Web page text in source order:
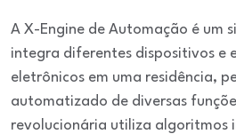
A X-Engine de Automação é um
integra diferentes dispositivos e
eletrônicos em uma residência,
automatizado de diversas
revolucionária utiliza algoritmos